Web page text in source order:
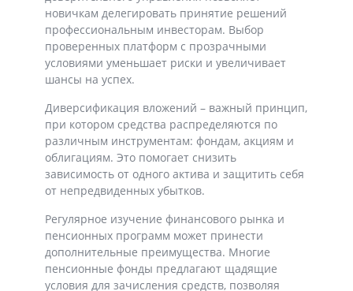
новичкам делегировать принятие решений
профессиональным инвесторам. Выбор
проверенных платформ с прозрачными
условиями уменьшает риски и увеличивает
шансы на успех.
Диверсификация вложений – важный принцип,
при котором средства распределяются по
различным инструментам: фондам, акциям и
облигациям. Это помогает снизить
зависимость от одного актива и защитить себя
от непредвиденных убытков.
Регулярное изучение финансового рынка и
пенсионных программ может принести
дополнительные преимущества. Многие
пенсионные фонды предлагают щадящие
условия для зачисления средств, позволяя